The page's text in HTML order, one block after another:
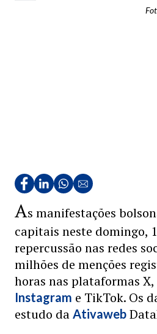
As manifestações
capitais neste domingo,
repercussão nas redes
milhões de menções
horas nas plataformas X,
Instagram e TikTok. Os
estudo da Ativaweb